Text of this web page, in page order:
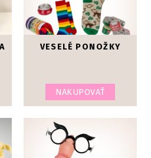
VESELÉ PONOŽKY
NAKUPOVAŤ